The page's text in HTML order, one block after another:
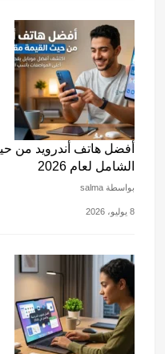
أفضل هاتف أندرويد من
الشامل لعام 2026
بواسطة salma
8 يوليو، 2026